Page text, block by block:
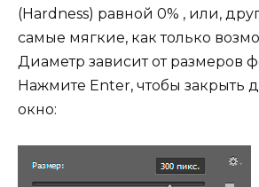
(Hardness) равной 0% , или,
самые мягкие, как только
Диаметр зависит от размеров
Нажмите Enter, чтобы закрыть
окно: